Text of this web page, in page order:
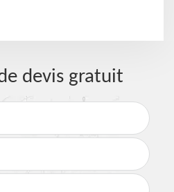
devis gratuit